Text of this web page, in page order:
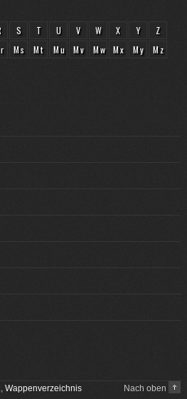
S T U V W X Y
Z
Ms Mt Mu Mv Mw Mx My Mz
Nach oben
, Wappenverzeichnis